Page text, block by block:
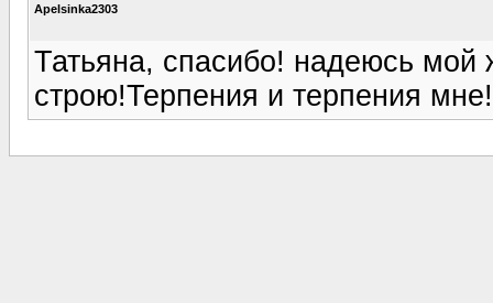
Apelsinka2303
Татьяна, спасибо! надеюсь мой
строю!Терпения и терпения мне!